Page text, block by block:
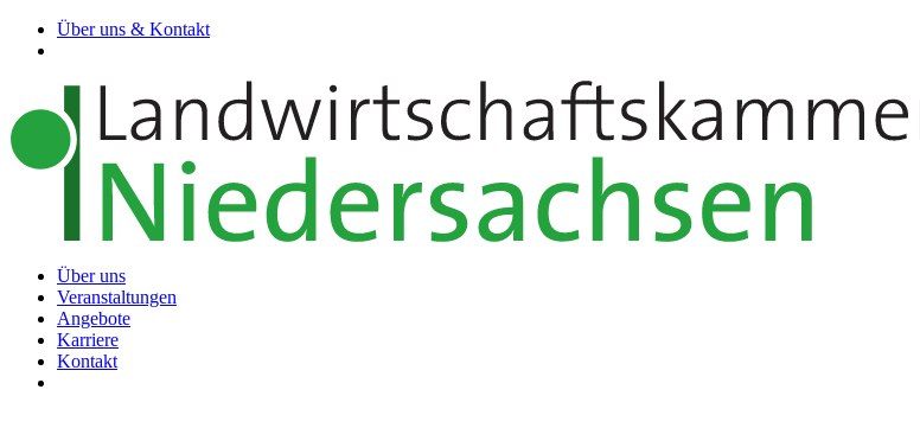
Über uns & Kontakt
Über uns
Veranstaltungen
Angebote
Karriere
Kontakt